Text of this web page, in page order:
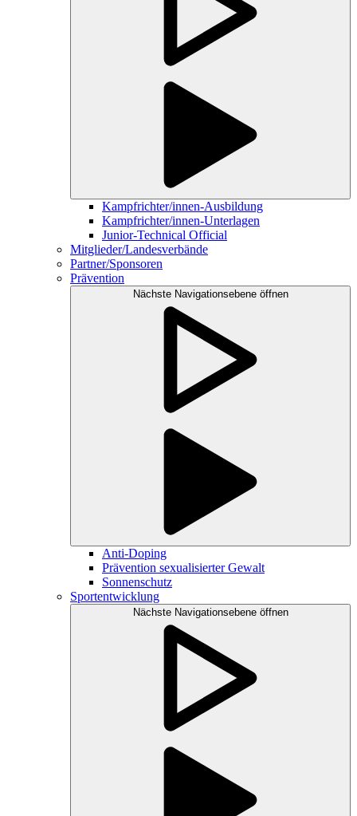
Kampfrichter/innen-Ausbildung
Kampfrichter/innen-Unterlagen
Junior-Technical Official
Mitglieder/Landesverbände
Partner/Sponsoren
Prävention
Nächste Navigationsebene öffnen
Anti-Doping
Prävention sexualisierter Gewalt
Sonnenschutz
Sportentwicklung
Nächste Navigationsebene öffnen